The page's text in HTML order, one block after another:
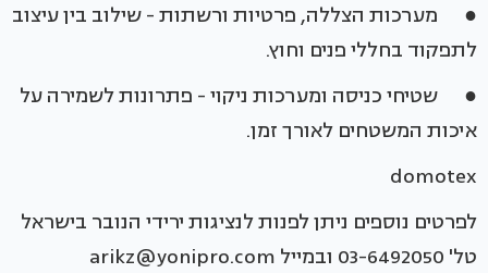
● מערכות הצללה, פרטיות ורשתות - שילוב בין עיצוב
לתפקוד בחללי פנים וחוץ.
● שטיחי כניסה ומערכות ניקוי - פתרונות לשמירה על
איכות המשטחים לאורך זמן.
domotex
לפרטים נוספים ניתן לפנות לנציגות ירידי הנובר בישראל
טל' 03-6492050 ובמייל arikz@yonipro.com